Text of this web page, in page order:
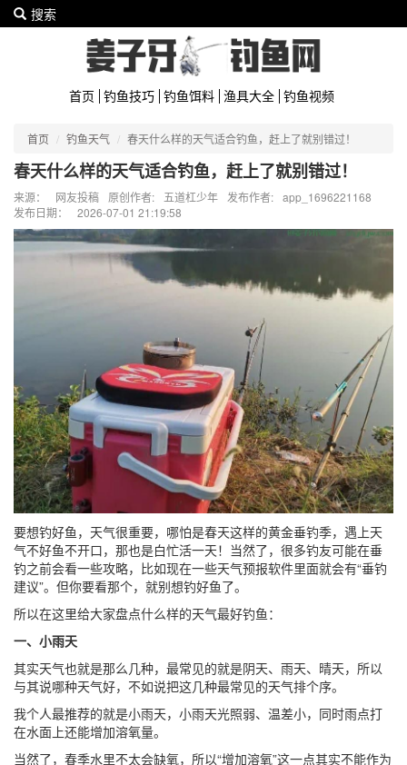
搜索
首页 钓鱼技巧 钓鱼饵料 渔具大全 钓鱼视频
首页 钓鱼天气 春天什么样的天气适合钓鱼，赶上了就别错过！
春天什么样的天气适合钓鱼，赶上了就别错过！
来源： 网友投稿 原创作者: 五道杠少年 发布作者: app_1696221168
发布日期：
2026-07-01 21:19:58
要想钓好鱼，天气很重要，哪怕是春天这样的黄金垂钓季，遇上天
气不好鱼不开口，那也是白忙活一天！当然了，很多钓友可能在垂
钓之前会看一些攻略，比如现在一些天气预报软件里面就会有“垂钓
建议”。但你要看那个，就别想钓好鱼了。
所以在这里给大家盘点什么样的天气最好钓鱼：
一、小雨天
其实天气也就是那么几种，最常见的就是阴天、雨天、晴天，所以
与其说哪种天气好，不如说把这几种最常见的天气排个序。
我个人最推荐的就是小雨天，小雨天光照弱、温差小，同时雨点打
在水面上还能增加溶氧量。
当然了，春季水里不太会缺氧，所以“增加溶氧”这一点其实不能作为